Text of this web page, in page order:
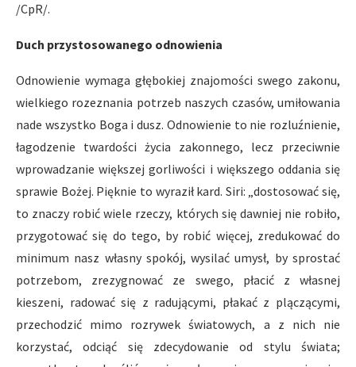
/CpR/.
Duch przystosowanego odnowienia
Odnowienie wymaga głębokiej znajomości swego zakonu,
wielkiego rozeznania potrzeb naszych czasów, umiłowania
nade wszystko Boga i dusz. Odnowienie to nie rozluźnienie,
łagodzenie twardości życia zakonnego, lecz przeciwnie
wprowadzanie większej gorliwości i większego oddania się
sprawie Bożej. Pięknie to wyraził kard. Siri: „dostosować się,
to znaczy robić wiele rzeczy, których się dawniej nie robiło,
przygotować się do tego, by robić więcej, zredukować do
minimum nasz własny spokój, wysilać umysł, by sprostać
potrzebom, zrezygnować ze swego, płacić z własnej
kieszeni, radować się z radującymi, płakać z plączącymi,
przechodzić mimo rozrywek światowych, a z nich nie
korzystać, odciąć się zdecydowanie od stylu świata;